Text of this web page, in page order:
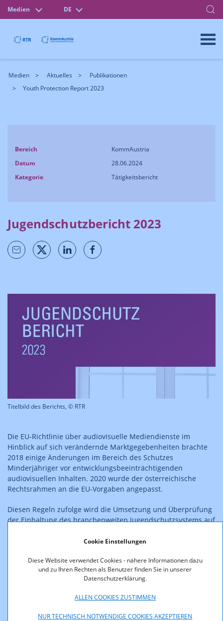
Cookie Einstellungen
Diese Website verwendet Cookies - nähere Informationen dazu
und zu Ihren Rechten als Benutzer finden Sie in unserer
Datenschutzerklärung.
ALLEN COOKIES ZUSTIMMEN
NUR TECHNISCH NOTWENDIGE COOKIES AKZEPTIEREN
Medien DE
Medien Aktuelles
Publikationen
Youth Protection Report 2023
Bereich
KommAustria
Datum
28.06.2024
Kategorie
Tätigkeitsbericht
Jugendschutzbericht 2023
Titelbild des Berichts, © RTR
Die EU-Richtlinie über audiovisuelle Mediendienste im
Hinblick auf sich verändernde Marktgegebenheiten brachte
2018 einige Änderungen im Bereich des Schutzes
Minderjähriger vor entwicklungsbeeinträchtigenden
audiovisuellen Inhalten. 2020 wurde der österreichische
Rechtsrahmen an die EU-Vorgaben angepasst.
Diesen Regeln zufolge wird die Umsetzung und Überprüfung
der Einhaltung des branchenweiten Jugendschutzsystems auf
einer Selbstkontrolleinrichtung beantwortet. Die Wirksamkeit
nachprüfenden Kontrolle durch die KommAustria.
Der Gesetzgeber sieht gewisse Berichtspflichten zur Kontrolle
der Selbstregulierung vor. Im Jugendschutzbericht 2023
informiert die KommAustira über die gesetzlichen
Rahmenbedingungen für Selbst- und Koregulierung im